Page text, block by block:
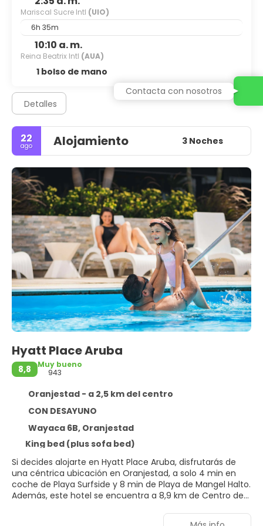
Mariscal Sucre Intl (UIO)
6h 35m
10:10 a. m.
Reina Beatrix Intl (AUA)
1 bolso de mano
Detalles
22
ago Alojamiento 3 Noches
Hyatt Place Aruba
8,8
Muy bueno
943
Oranjestad - a 2,5 km del centro
CON DESAYUNO
Wayaca 6B, Oranjestad
King bed (plus sofa bed)
Si decides alojarte en Hyatt Place Aruba, disfrutarás de
una céntrica ubicación en Oranjestad, a solo 4 min en
coche de Playa Surfside y 8 min de Playa de Mangel Halto.
Además, este hotel se encuentra a 8,9 km de Centro de
8,9 km de Divi Golf and Beach Resort.
Contacta con nosotros